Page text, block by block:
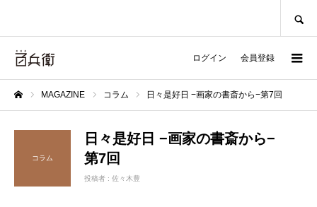
ログイン 会員登録
MAGAZINE コラム 日々是好日 −画家の書斎から−第7回
コラム
日々是好日 −画家の書斎から−
第7回
投稿者 : 佐々木豊